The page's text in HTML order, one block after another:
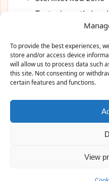
To provide the best experiences,
store and/or access device
will allow us to process data such
this site. Not consenting or
certain features and functions.
View
Testovi za
Cookie Policy (EU)
Ginekološka ordinacija
Antuna Branka Šimića
Radno vrijeme: Pon–Pet
© 2026 Ginekološka ordinacija